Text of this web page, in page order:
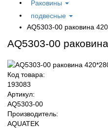
Раковины
подвесные
AQ5303-00 раковина
AQ5303-00
Код товара:
193083
Артикул:
AQ5303-00
Производитель:
AQUATEK